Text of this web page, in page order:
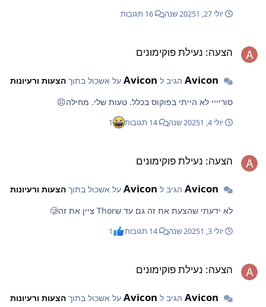
יולי 27, 2025 1 שנה
הצעה: נעילת פוקימונים
Aviconהגיב ל Aviconעל אשכול בתוך הצעות ורעיונות
סוריייי לא הייתי בפוקוס בכלל. טעות שלי. מחילה😣
יולי 4, 2025 1 שנה 1
הצעה: נעילת פוקימונים
Aviconהגיב ל Aviconעל אשכול בתוך הצעות ורעיונות
לא ידעתי שהצעת את זה גם עד שThor ציין את זה🥲
יולי 3, 2025 1 שנה 1
הצעה: נעילת פוקימונים
Aviconהגיב ל Aviconעל אשכול בתוך הצעות ורעיונות